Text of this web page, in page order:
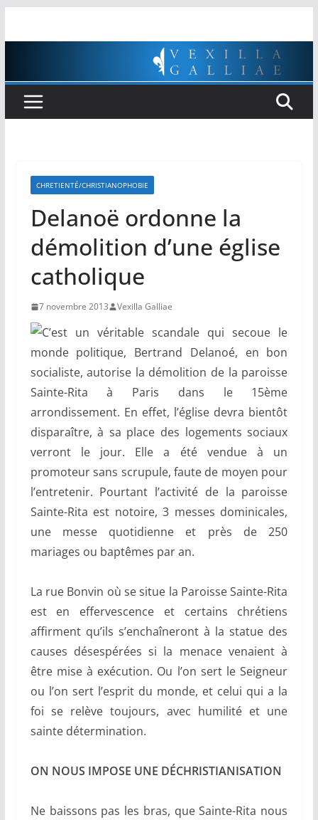
CHRETIENTÉ/CHRISTIANOPHOBIE
Delanoë ordonne la
démolition d’une église
catholique
7 novembre 2013 Vexilla Galliae
C’est un véritable scandale qui secoue le
monde politique, Bertrand Delanoé, en bon
socialiste, autorise la démolition de la paroisse
Sainte-Rita à Paris dans le 15ème
arrondissement. En effet, l’église devra bientôt
disparaître, à sa place des logements sociaux
verront le jour. Elle a été vendue à un
promoteur sans scrupule, faute de moyen pour
l’entretenir. Pourtant l’activité de la paroisse
Sainte-Rita est notoire, 3 messes dominicales,
une messe quotidienne et près de 250
mariages ou baptêmes par an.
La rue Bonvin où se situe la Paroisse Sainte-Rita
est en effervescence et certains chrétiens
affirment qu’ils s’enchaîneront à la statue des
causes désespérées si la menace venaient à
être mise à exécution. Ou l’on sert le Seigneur
ou l’on sert l’esprit du monde, et celui qui a la
foi se relève toujours, avec humilité et une
sainte détermination.
ON NOUS IMPOSE UNE DÉCHRISTIANISATION
Ne baissons pas les bras, que Sainte-Rita nous